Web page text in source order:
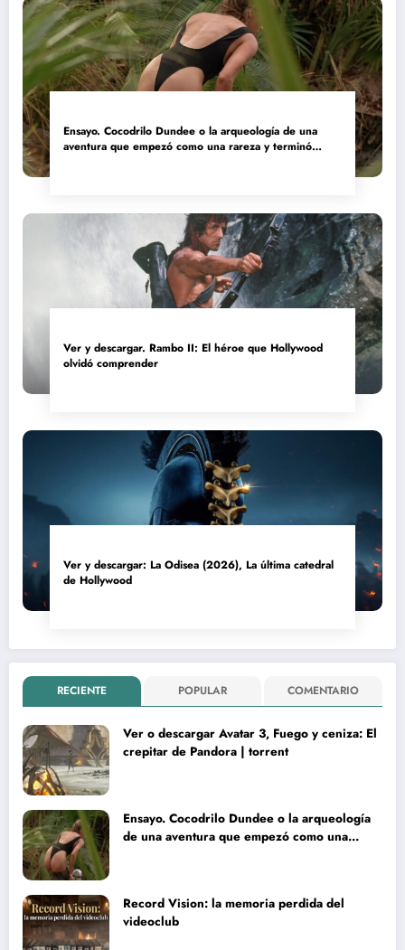
Ensayo. Cocodrilo Dundee o la arqueología de una
aventura que empezó como una rareza y terminó
Ver y descargar. Rambo II: El héroe que Hollywood
olvidó comprender
Ver y descargar: La Odisea (2026), La última catedral
de Hollywood
RECIENTE POPULAR COMENTARIO
Ver o descargar Avatar 3, Fuego y ceniza: El
crepitar de Pandora | torrent
Ensayo. Cocodrilo Dundee o la arqueología
de una aventura que empezó como una
Record Vision: la memoria perdida del
videoclub